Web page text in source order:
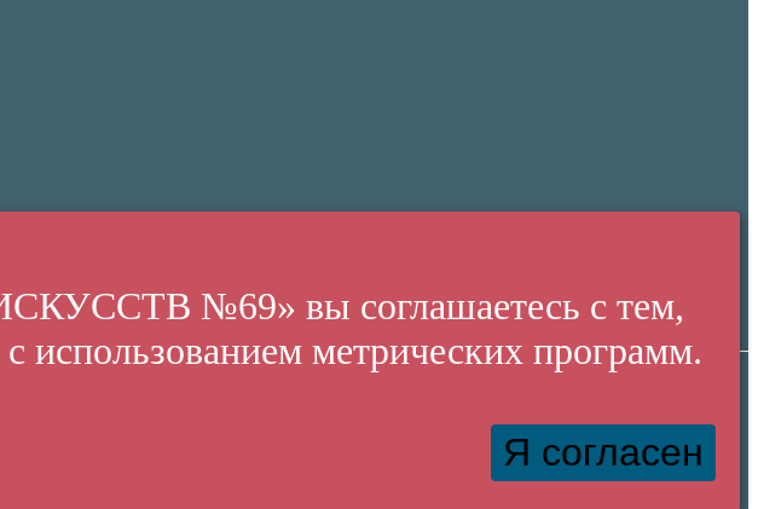
Купить билет
№69» вы соглашаетесь с тем,
использованием метрических программ.
Я согласен